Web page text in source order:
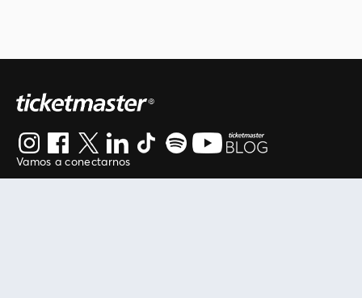
Vamos a conectarnos